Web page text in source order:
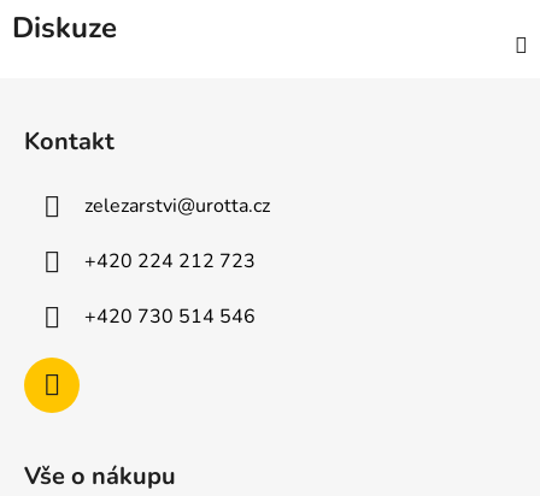
Diskuze
Kontakt
zelezarstvi@urotta.cz
+420 224 212 723
+420 730 514 546
Vše o nákupu